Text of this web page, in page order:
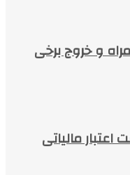
و خروج برخی
مالیاتی